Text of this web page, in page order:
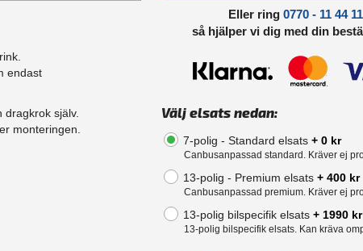
endast
själv.
monteringen.
Eller ring 0770 - 11 44 11
så hjälper vi dig med din
Välj elsats nedan:
7-polig - Standard elsats + 0 kr
Canbusanpassad standard. Kräver ej
13-polig - Premium elsats + 400 kr
Canbusanpassad premium. Kräver ej
13-polig bilspecifik elsats + 1990 kr
13-polig bilspecifik elsats. Kan kräva